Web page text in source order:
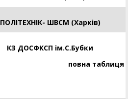
ПОЛІТЕХНІК- ШВСМ (Харків)
КЗ ДОСФКСП ім.С.Бубки
повна таблиця